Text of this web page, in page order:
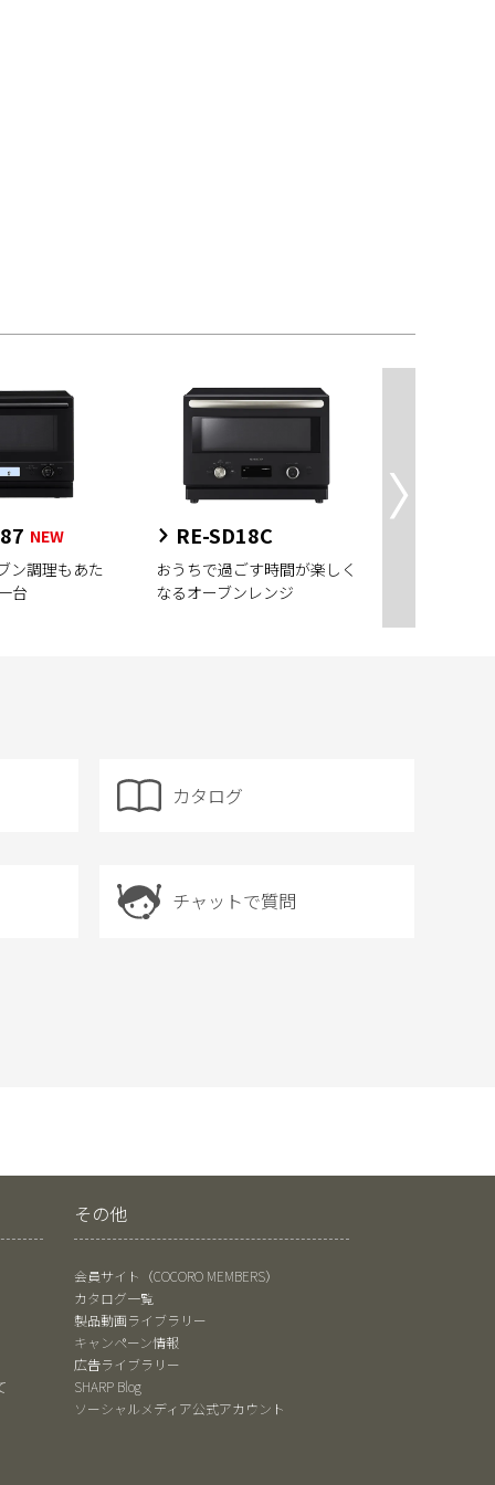
NEW
ン調理もあた
台
RE-SD18C
おうちで過ごす時間が楽しく
なるオーブンレンジ
カタログ
チャットで質問
その他
会員サイト（COCORO MEMBERS）
カタログ一覧
製品動画ライブラリー
キャンペーン情報
広告ライブラリー
SHARP Blog
ソーシャルメディア公式アカウント